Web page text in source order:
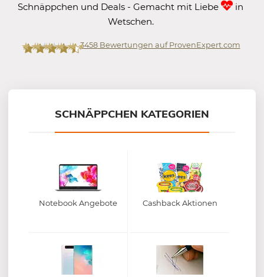
Schnäppchen und Deals - Gemacht mit Liebe
in
Wetschen.
3458Bewertungen auf ProvenExpert.com
SCHNÄPPCHEN KATEGORIEN
Notebook Angebote Cashback Aktionen